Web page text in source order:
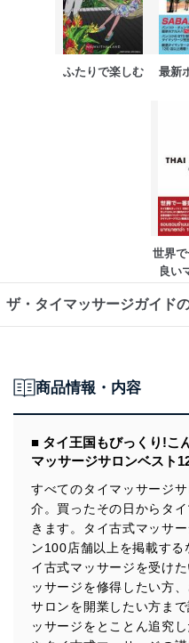
ふたりで楽しむ 最新
世界
良い
ザ・タイマッサージガイド
商品情報・内容
■ タイ王国もびっくり!こ
マッサージサロンベスト
すべてのタイマッサージ
介。買ったその日からタ
きます。タイ古式マッサ
ン100店舗以上を掲載す
イ古式マッサージを受け
ッサージを修得したい方
サロンを開業したい方ま
ッサージをとことん追究